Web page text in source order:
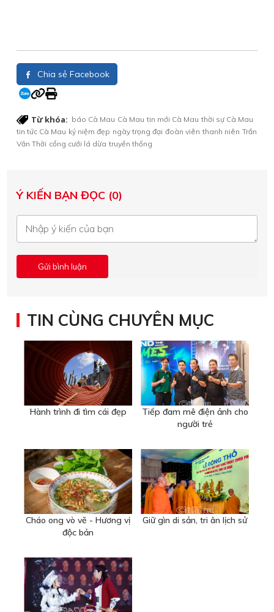
Chia sẻ Facebook
Từ khóa: báo Cà Mau Cà Mau tin mới Cà Mau thời sự Cà Mau
tin tức Cà Mau kỷ niệm đẹp ngày trọng đại đoàn viên thanh niên Trần
Văn Thời cổng cưới lá dừa truyền thống
Ý KIẾN BẠN ĐỌC (0)
TIN CÙNG CHUYÊN MỤC
Hành trình đi tìm cái đẹp
Tiếp đam mê điện ảnh cho
người trẻ
Cháo ong vò vẽ - Hương vị
độc bản
Giữ gìn di sản, tri ân lịch sử